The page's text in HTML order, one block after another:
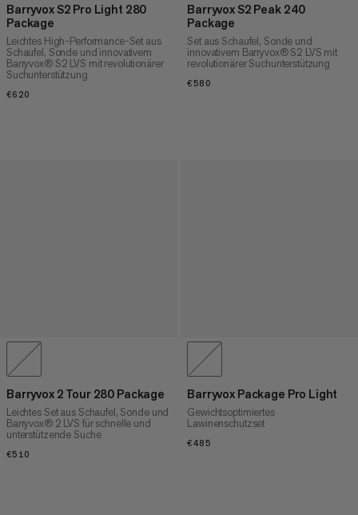
Barryvox S2 Pro Light 280
Package
Leichtes High-Performance-Set aus
Schaufel, Sonde und innovativem
Barryvox® S2 LVS mit revolutionärer
Suchunterstützung
€620
Barryvox S2 Peak 240
Package
Set aus Schaufel, Sonde und
innovativem Barryvox® S2 LVS mit
revolutionärer Suchunterstützung
€580
Barryvox 2 Tour 280 Package
Leichtes Set aus Schaufel, Sonde und
Barryvox® 2 LVS für schnelle und
unterstützende Suche
€510
Barryvox Package Pro Light
Gewichtsoptimiertes
Lawinenschutzset
€485